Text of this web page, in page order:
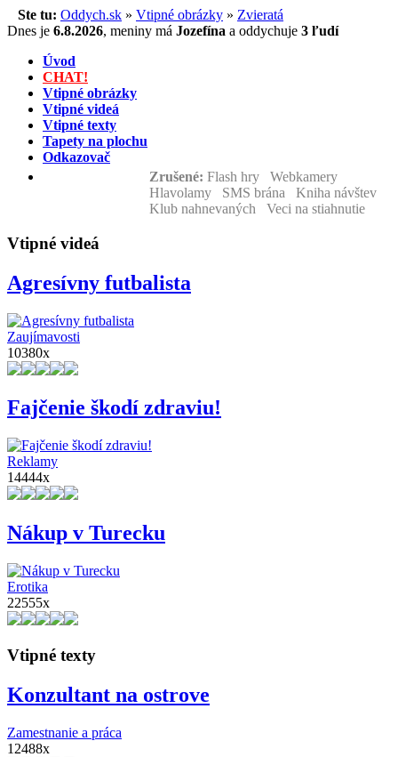
Ste tu: Oddych.sk » Vtipné obrázky » Zvieratá
Dnes je 6.8.2026, meniny má Jozefína a oddychuje 3 ľudí
Úvod
CHAT!
Vtipné obrázky
Vtipné videá
Vtipné texty
Tapety na plochu
Odkazovač
Zrušené: Flash hry Webkamery
Hlavolamy SMS brána Kniha návštev
Klub nahnevaných Veci na stiahnutie
Vtipné videá
Agresívny futbalista
Zaujímavosti
10380x
Fajčenie škodí zdraviu!
Reklamy
14444x
Nákup v Turecku
Erotika
22555x
Vtipné texty
Konzultant na ostrove
Zamestnanie a práca
12488x